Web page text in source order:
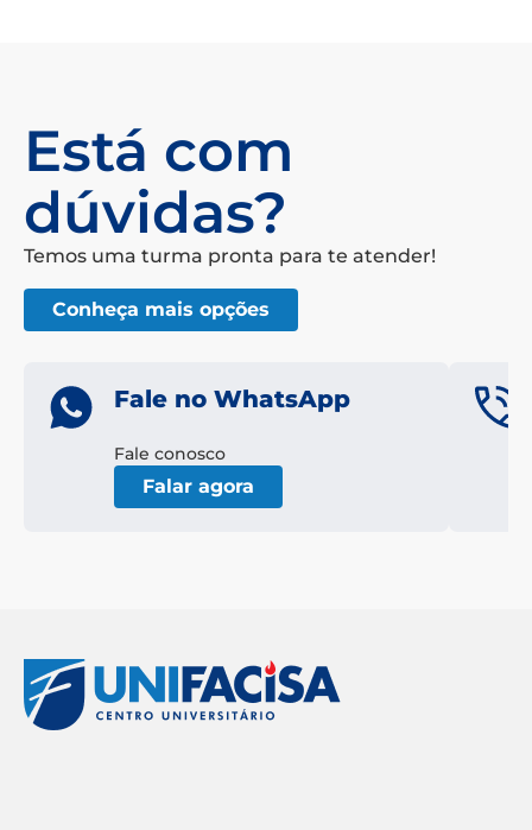
Está com
dúvidas?
Temos uma turma pronta para te atender!
Conheça mais opções
Fale no WhatsApp
Fale conosco
Falar agora